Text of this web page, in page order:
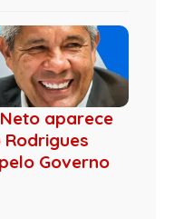
aparece
Governo